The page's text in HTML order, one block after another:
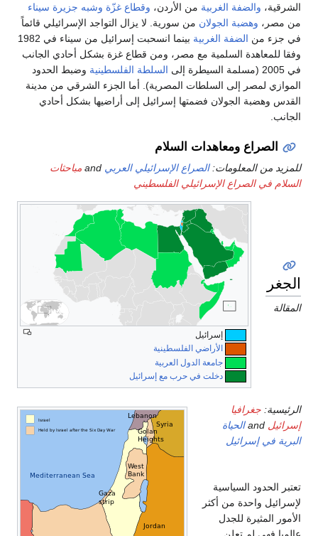
والضفة الغربيةمن الأردن، وقطاع غزّة وشبه جزيرة سيناء
مصر،وهضبة الجولانمن سورية. لا يزال التواجد الإسرائيلي قائماً
جزء من الضفة الغربية
بينما انسحبت إسرائيل من سيناء في 1982
للمعاهدة السلمية مع مصر، ومن قطاع غزة بشكل أحادي الجانب
السلطة الفلسطينيةوضبط الحدود
لمصر إلى السلطات المصرية). أما الجزء الشرقي من مدينة
وهضبة الجولان فضمتها إسرائيل إلى أراضيها بشكل أحادي
الصراع ومعاهدات السلام
من المعلومات:الصراع الإسرائيلي العربيand
مباحثات
في الصراع الإسرائيلي الفلسطيني
إسرائيل
الأراضي الفلسطينية
جامعة الدول العربية
دخلت في حرب مع إسرائيل
جغرافيا
الحياة
في إسرائيل
الحدود السياسية
واحدة من أكثر
المثيرة للجدل
فهي لم تعلن